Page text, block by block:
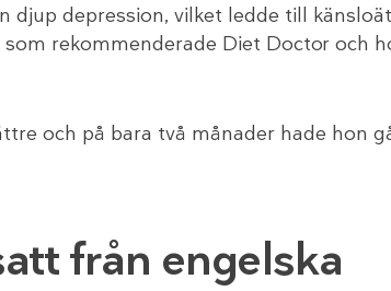
djup depression, vilket ledde till
som rekommenderade Diet Doctor och
och på bara två månader hade hon
från engelska